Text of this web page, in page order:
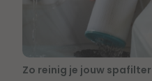
Zo reinig je jouw spafilter